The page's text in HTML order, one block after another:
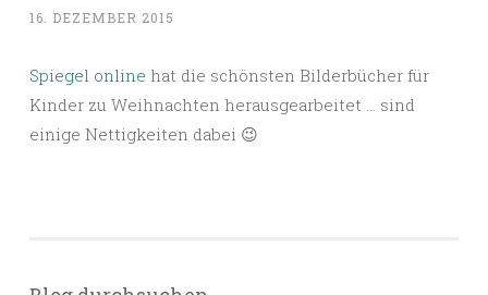
16. DEZEMBER 2015
Spiegel online hat die schönsten Bilderbücher für
Kinder zu Weihnachten herausgearbeitet … sind
einige Nettigkeiten dabei 😉